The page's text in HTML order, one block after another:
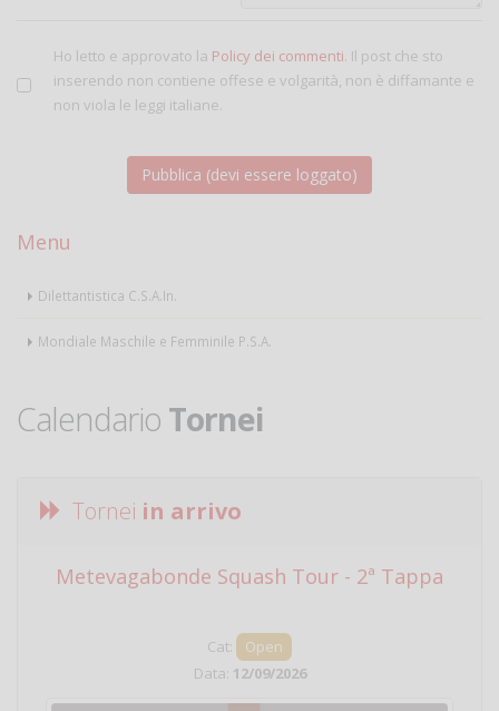
Ho letto e approvato la Policy dei commenti. Il post che sto
inserendo non contiene offese e volgarità, non è diffamante e
non viola le leggi italiane.
Menu
Dilettantistica C.S.A.In.
Mondiale Maschile e Femminile P.S.A.
Calendario Tornei
Tornei in arrivo
Metevagabonde Squash Tour - 2ª Tappa
Cat:
Open
Data: 12/09/2026